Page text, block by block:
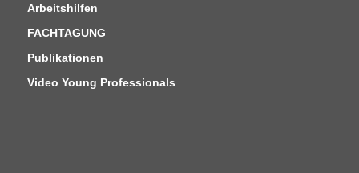
Arbeitshilfen
FACHTAGUNG
Publikationen
Video Young Professionals